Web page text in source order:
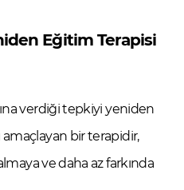
Eğitim Terapisi
verdiği tepkiyi yeniden
amaçlayan bir terapidir,
ve daha az farkında